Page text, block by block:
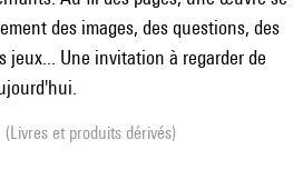
des images, des questions, des
jeux... Une invitation à regarder de
(Livres et produits dérivés)